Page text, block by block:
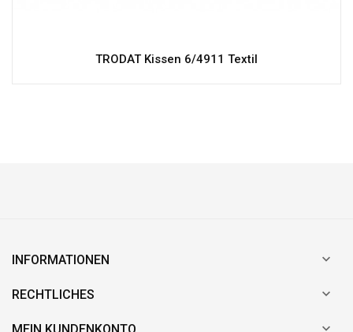
TRODAT Kissen 6/4911 Textil
INFORMATIONEN 
RECHTLICHES 
